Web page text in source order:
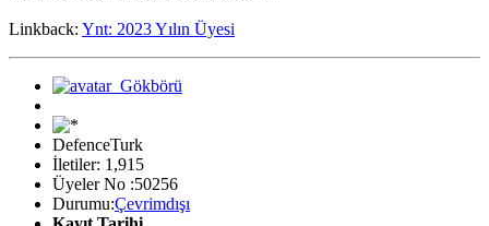
Linkback: Ynt: 2023 Yılın Üyesi
DefenceTurk
İletiler: 1,915
Üyeler No :50256
Durumu:Çevrimdışı